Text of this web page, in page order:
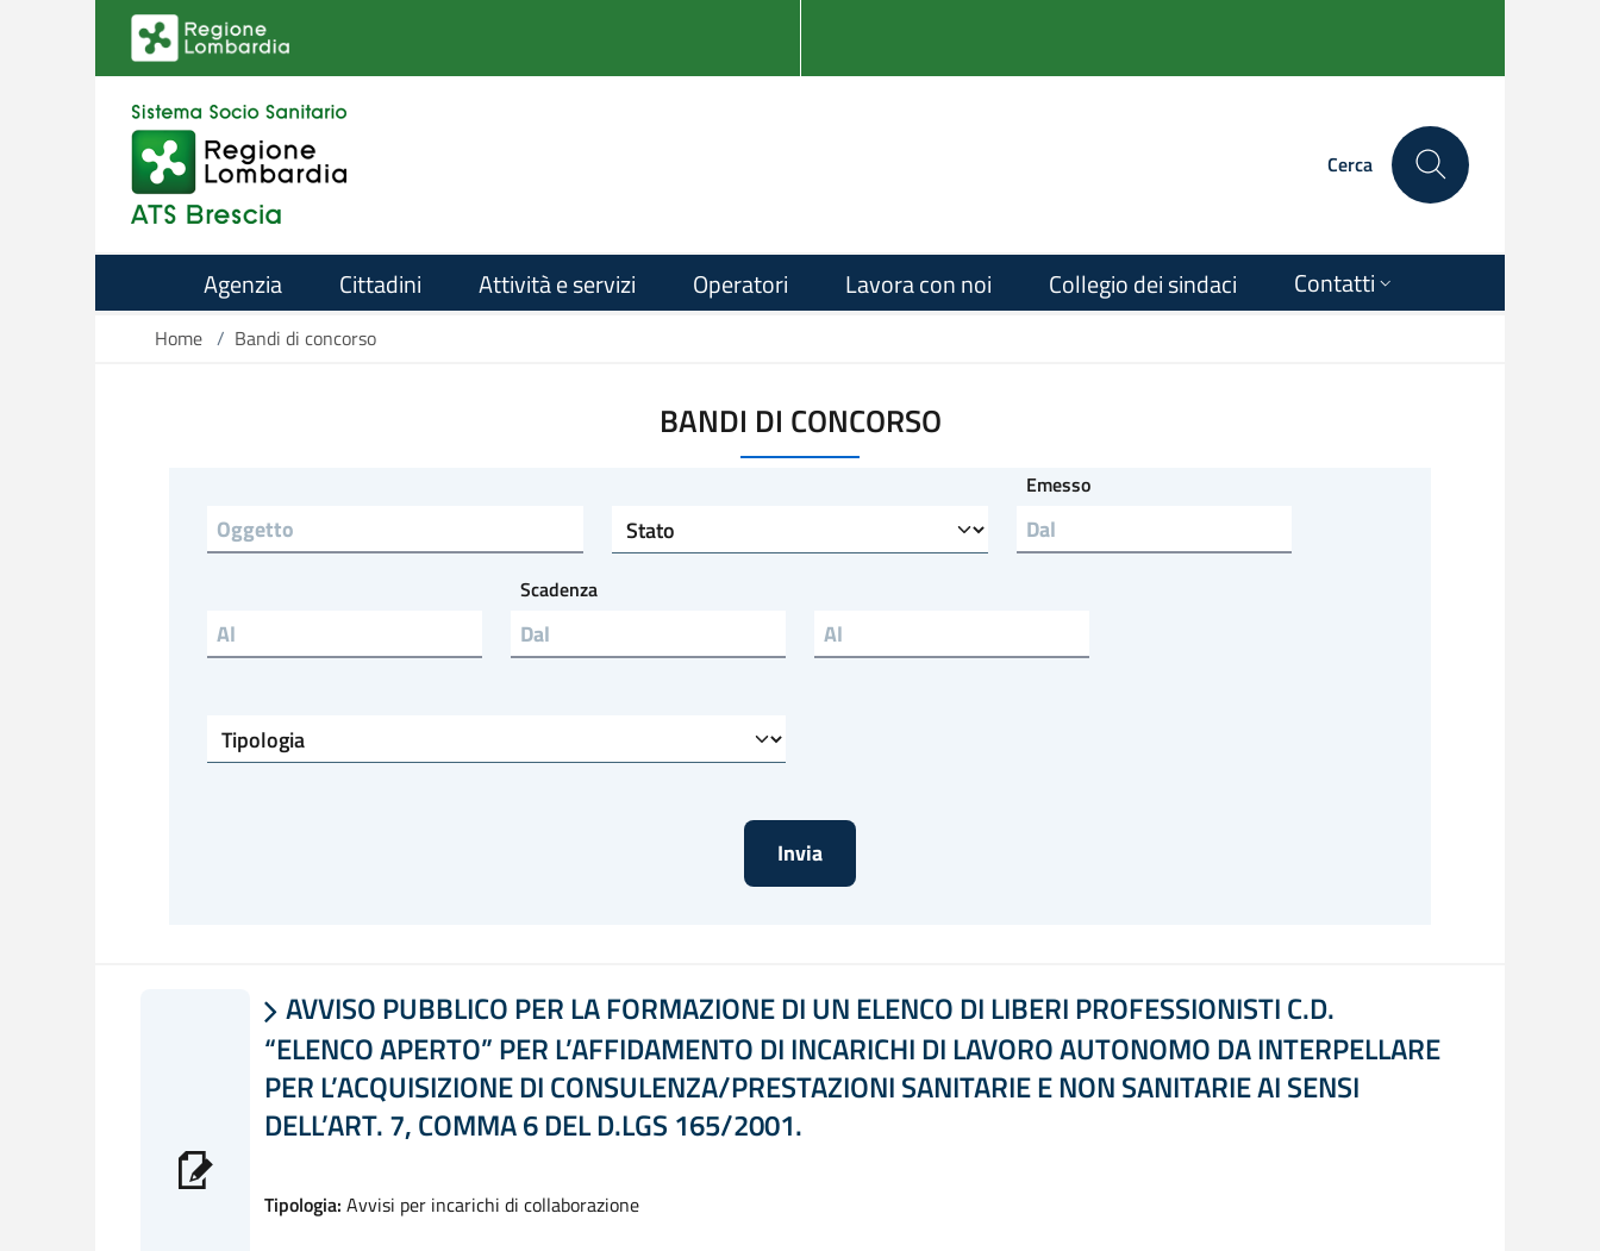
Salta al contenuto principale
Cerca
Agenzia Cittadini Attività e servizi Operatori Lavora con noi Collegio dei sindaci Contatti
Home / Bandi di concorso
BANDI DI CONCORSO
Titolo Stato
Emesso
Emesso al
Scadenza
Scadenza al
Tipologia
 AVVISO PUBBLICO PER LA FORMAZIONE DI UN ELENCO DI LIBERI PROFESSIONISTI C.D.
“ELENCO APERTO” PER L’AFFIDAMENTO DI INCARICHI DI LAVORO AUTONOMO DA INTERPELLARE
PER L’ACQUISIZIONE DI CONSULENZA/PRESTAZIONI SANITARIE E NON SANITARIE AI SENSI
DELL’ART. 7, COMMA 6 DEL D.LGS 165/2001.
Tipologia: Avvisi per incarichi di collaborazione